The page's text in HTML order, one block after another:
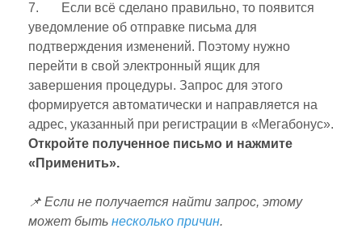
7. Если всё сделано правильно, то появится
уведомление об отправке письма для
подтверждения изменений. Поэтому нужно
перейти в свой электронный ящик для
завершения процедуры. Запрос для этого
формируется автоматически и направляется на
адрес, указанный при регистрации в «Мегабонус».
Откройте полученное письмо и нажмите
«Применить».
📌 Если не получается найти запрос, этому
может быть несколько причин.